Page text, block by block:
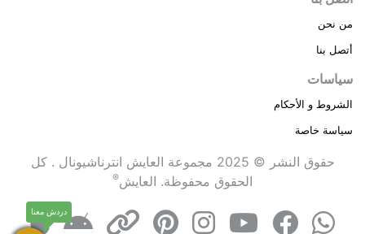
من نحن
أتصل بنا
سياسات
الشروط و الأحكام
سياسة خاصة
حقوق النشر © 2025 مجموعة العايش انترناشيونال . كل
الحقوق محفوظة. العايش®
دردش معنا